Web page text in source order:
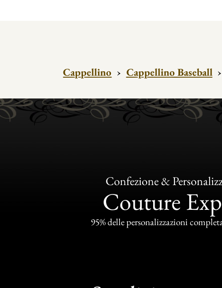
Cappellino › Cappellino Baseball
Confezione &
Couture
95% delle personalizzazioni